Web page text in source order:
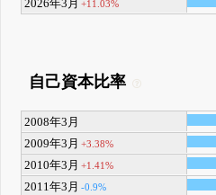
2026年3月 +11.03%
自己資本比率
2008年3月
2009年3月 +3.38%
2010年3月 +1.41%
2011年3月 -0.9%